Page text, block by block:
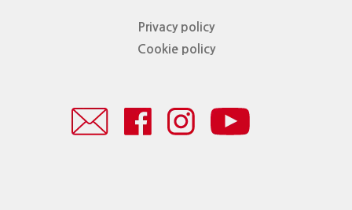
Privacy policy
Cookie policy